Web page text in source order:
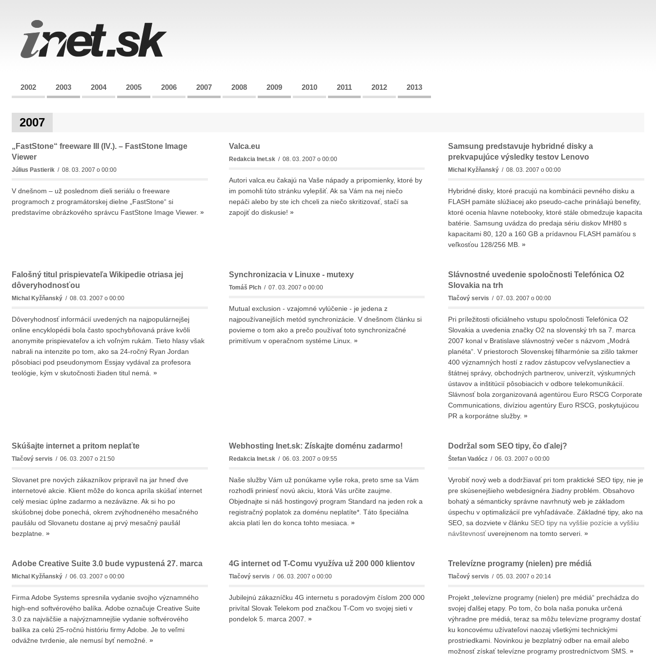
2002 2003 2004 2005 2006 2007 2008 2009 2010 2011 2012 2013
2007
„FastStone“ freeware III (IV.). – FastStone Image
Viewer
Július Pastierik / 08. 03. 2007 o 00:00
V dnešnom – už poslednom dieli seriálu o freeware
programoch z programátorskej dielne „FastStone“ si
predstavíme obrázkového správcu FastStone Image Viewer. »
Valca.eu
Redakcia Inet.sk/ 08. 03. 2007 o 00:00
Autori valca.eu čakajú na Vaše nápady a pripomienky, ktoré by
im pomohli túto stránku vylepšiť. Ak sa Vám na nej niečo
nepáči alebo by ste ich chceli za niečo skritizovať, stačí sa
zapojiť do diskusie! »
Samsung predstavuje hybridné disky a
prekvapujúce výsledky testov Lenovo
Michal Kyžňanský / 08. 03. 2007 o 00:00
Hybridné disky, ktoré pracujú na kombinácii pevného disku a
FLASH pamäte slúžiacej ako pseudo-cache prinášajú benefity,
ktoré ocenia hlavne notebooky, ktoré stále obmedzuje kapacita
batérie. Samsung uvádza do predaja sériu diskov MH80 s
kapacitami 80, 120 a 160 GB a prídavnou FLASH pamäťou s
veľkosťou 128/256 MB.»
Falošný titul prispievateľa Wikipedie otriasa jej
dôveryhodnosťou
Michal Kyžňanský / 08. 03. 2007 o 00:00
Dôveryhodnosť informácií uvedených na najpopulárnejšej
online encyklopédii bola často spochybňovaná práve kvôli
anonymite prispievateľov a ich voľným rukám. Tieto hlasy však
nabrali na intenzite po tom, ako sa 24-ročný Ryan Jordan
pôsobiaci pod pseudonymom Essjay vydával za profesora
teológie, kým v skutočnosti žiaden titul nemá. »
Synchronizacia v Linuxe - mutexy
Tomáš Plch/ 07. 03. 2007 o 00:00
Mutual exclusion - vzajomné vylúčenie - je jedena z
najpoužívanejších metód synchronizácie. V dnešnom článku si
povieme o tom ako a prečo používať toto synchronizačné
primitívum v operačnom systéme Linux. »
Slávnostné uvedenie spoločnosti Telefónica O2
Slovakia na trh
Tlačový servis / 07. 03. 2007 o 00:00
Pri príležitosti oficiálneho vstupu spoločnosti Telefónica O2
Slovakia a uvedenia značky O2 na slovenský trh sa 7. marca
2007 konal v Bratislave slávnostný večer s názvom „Modrá
planéta“. V priestoroch Slovenskej filharmónie sa zišlo takmer
400 významných hostí z radov zástupcov veľvyslanectiev a
štátnej správy, obchodných partnerov, univerzít, výskumných
ústavov a inštitúcií pôsobiacich v odbore telekomunikácií.
Slávnosť bola zorganizovaná agentúrou Euro RSCG Corporate
Communications, divíziou agentúry Euro RSCG, poskytujúcou
PR a korporátne služby.»
Skúšajte internet a pritom neplaťte
Tlačový servis / 06. 03. 2007 o 21:50
Slovanet pre nových zákazníkov pripravil na jar hneď dve
internetové akcie. Klient môže do konca apríla skúšať internet
celý mesiac úplne zadarmo a nezáväzne. Ak si ho po
skúšobnej dobe ponechá, okrem zvýhodneného mesačného
paušálu od Slovanetu dostane aj prvý mesačný paušál
bezplatne. »
Webhosting Inet.sk: Získajte doménu zadarmo!
Redakcia Inet.sk/ 06. 03. 2007 o 09:55
Naše služby Vám už ponúkame vyše roka, preto sme sa Vám
rozhodli priniesť novú akciu, ktorá Vás určite zaujme.
Objednajte si náš hostingový program Standard na jeden rok a
registračný poplatok za doménu neplatíte*. Táto špeciálna
akcia platí len do konca tohto mesiaca. »
Dodržal som SEO tipy, čo ďalej?
Štefan Vadócz / 06. 03. 2007 o 00:00
Vyrobiť nový web a dodržiavať pri tom praktické SEO tipy, nie je
pre skúsenejšieho webdesignéra žiadny problém. Obsahovo
bohatý a sémanticky správne navrhnutý web je základom
úspechu v optimalizácií pre vyhľadávače. Základné tipy, ako na
SEO, sa dozviete v článku SEO tipy na vyššie pozície a vyššiu
návštevnosťuverejnenom na tomto serveri.»
Adobe Creative Suite 3.0 bude vypustená 27. marca
Michal Kyžňanský / 06. 03. 2007 o 00:00
Firma Adobe Systems spresnila vydanie svojho významného
high-end softvérového balíka. Adobe označuje Creative Suite
3.0 za najväčšie a najvýznamnejšie vydanie softvérového
balíka za celú 25-ročnú históriu firmy Adobe. Je to veľmi
odvážne tvrdenie, ale nemusí byť nemožné. »
4G internet od T-Comu využíva už 200 000 klientov
Tlačový servis / 06. 03. 2007 o 00:00
Jubilejnú zákazníčku 4G internetu s poradovým číslom 200 000
privítal Slovak Telekom pod značkou T-Com vo svojej sieti v
pondelok 5. marca 2007. »
Trelevízne programy (nielen) pre médiá
Tlačový servis / 05. 03. 2007 o 20:14
Projekt „televízne programy (nielen) pre médiá“ prechádza do
svojej ďalšej etapy. Po tom, čo bola naša ponuka určená
výhradne pre médiá, teraz sa môžu televízne programy dostať
ku koncovému užívateľovi naozaj všetkými technickými
prostriedkami. Novinkou je bezplatný odber na email alebo
možnosť získať televízne programy prostredníctvom SMS.»